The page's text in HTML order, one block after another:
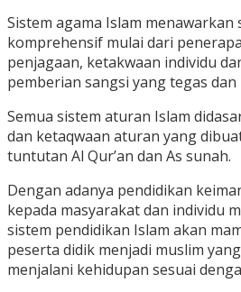
Sistem agama Islam menawarkan
komprehensif mulai dari
penjagaan, ketakwaan individu
pemberian sangsi yang tegas
Semua sistem aturan Islam
dan ketaqwaan aturan yang
tuntutan Al Qur’an dan As sunah.
Dengan adanya pendidikan
kepada masyarakat dan individu
sistem pendidikan Islam akan
peserta didik menjadi muslim
menjalani kehidupan sesuai